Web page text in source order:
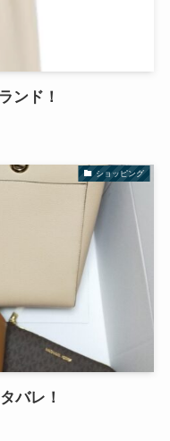
ンド！
ショッピング
バレ！